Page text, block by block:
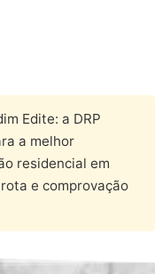
Edite: a DRP
a melhor
residencial em
e comprovação